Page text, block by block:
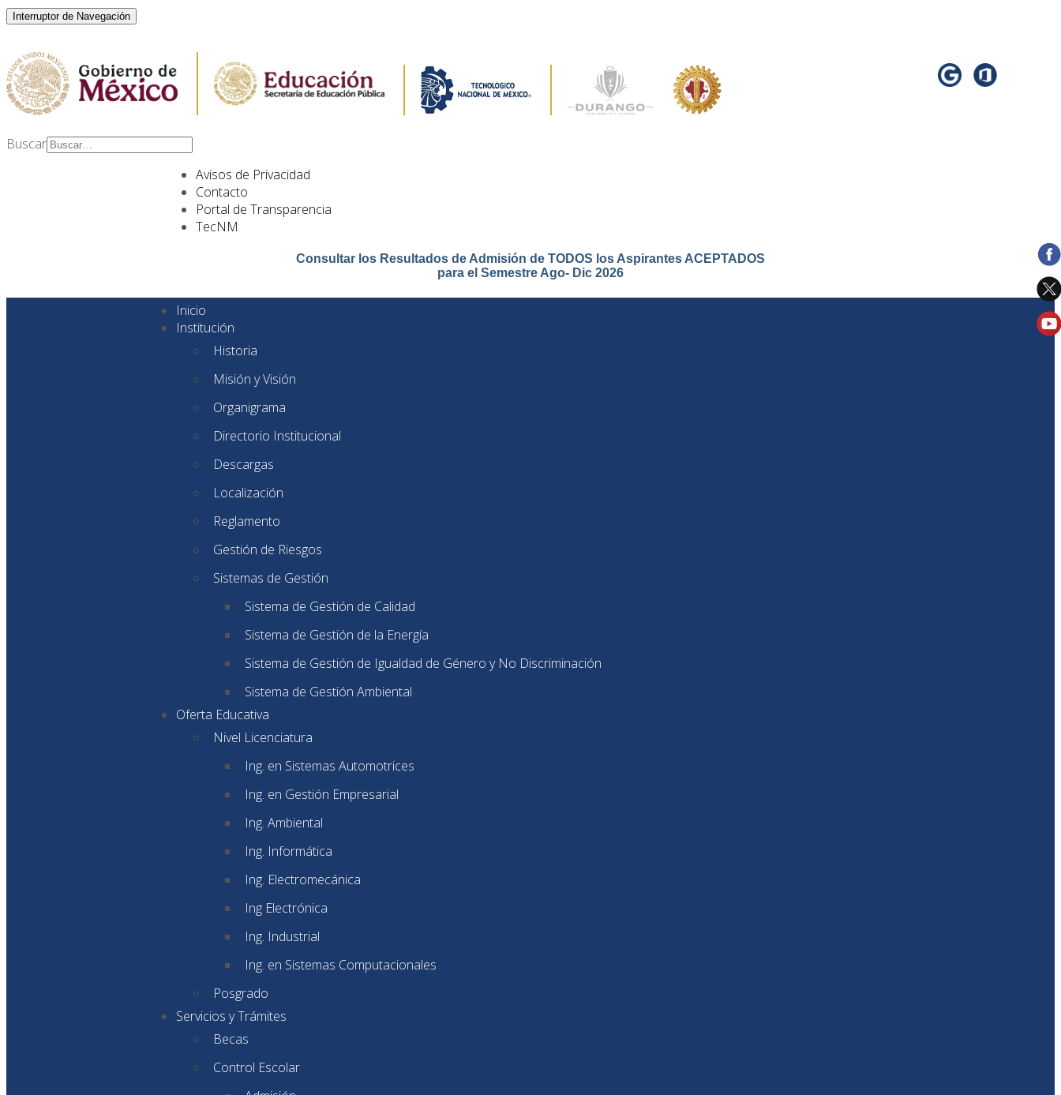
Interruptor de Navegación
Buscar
Avisos de Privacidad
Contacto
Portal de Transparencia
TecNM
Consultar los Resultados de Admisión de TODOS los Aspirantes ACEPTADOS
para el Semestre Ago- Dic 2026
Inicio
Institución
Historia
Misión y Visión
Organigrama
Directorio Institucional
Descargas
Localización
Reglamento
Gestión de Riesgos
Sistemas de Gestión
Sistema de Gestión de Calidad
Sistema de Gestión de la Energía
Sistema de Gestión de Igualdad de Género y No Discriminación
Sistema de Gestión Ambiental
Oferta Educativa
Nivel Licenciatura
Ing. en Sistemas Automotrices
Ing. en Gestión Empresarial
Ing. Ambiental
Ing. Informática
Ing. Electromecánica
Ing Electrónica
Ing. Industrial
Ing. en Sistemas Computacionales
Posgrado
Servicios y Trámites
Becas
Control Escolar